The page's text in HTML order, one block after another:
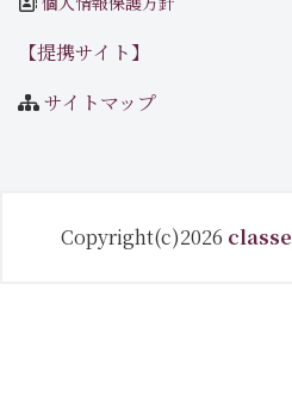
【提携サイト】
サイトマップ
Copyright(c)2026 classe